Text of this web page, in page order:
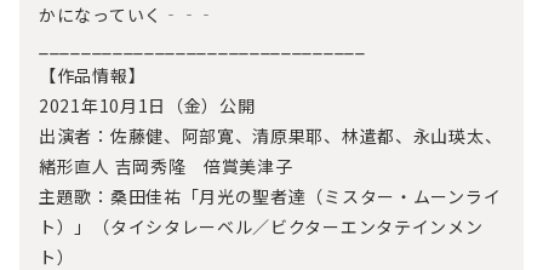
かになっていく‐‐‐
【作品情報】
2021年10月1日（金）公開
出演者：佐藤健、阿部寛、清原果耶、林遣都、永山瑛太、
緒形直人 吉岡秀隆 倍賞美津子
主題歌：桑田佳祐「月光の聖者達（ミスター・ムーンライ
ト）」（タイシタレーベル／ビクターエンタテインメン
ト）